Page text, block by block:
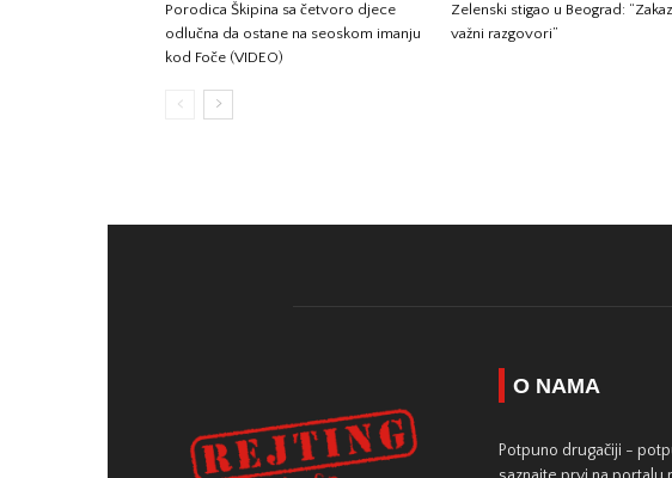
Porodica Škipina sa četvoro djece
odlučna da ostane na seoskom imanju
kod Foče (VIDEO)
Zelenski stigao u Beograd:
važni razgovori”
O NAMA
Potpuno drugačiji -